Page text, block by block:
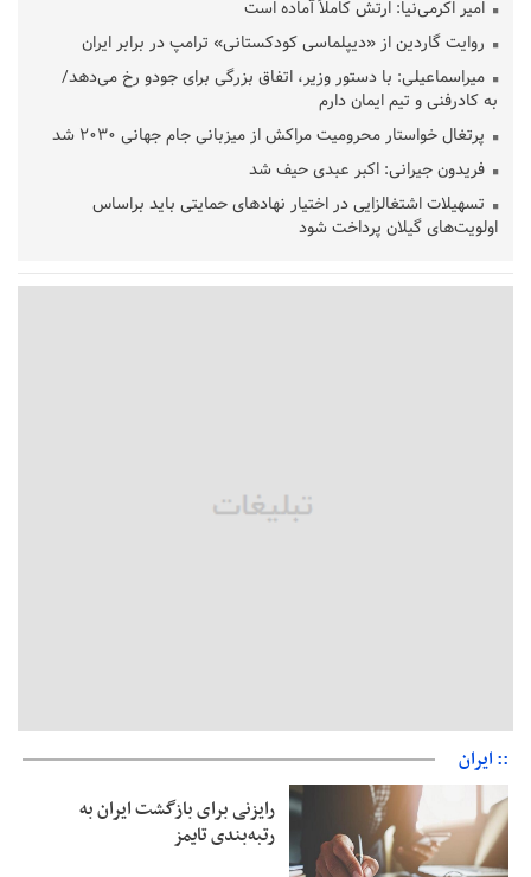
امیر اکرمی‌نیا: ارتش کاملاً آماده است
روایت گاردین از «دیپلماسی کودکستانی» ترامپ در برابر ایران
میراسماعیلی: با دستور وزیر، اتفاق بزرگی برای جودو رخ می‌دهد/
به کادرفنی و تیم ایمان دارم
پرتغال خواستار محرومیت مراکش از میزبانی جام جهانی ۲۰۳۰ شد
فریدون جیرانی: اکبر عبدی حیف شد
تسهیلات اشتغالزایی در اختیار نهادهای حمایتی باید براساس
اولویت‌های گیلان پرداخت شود
قلعه‌نویی مشخص شد
:: ایران
رایزنی برای بازگشت ایران به
رتبه‌بندی تایمز